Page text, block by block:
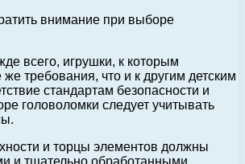
внимание при выборе
всего, игрушки, к которым
требования, что и к другим детским
стандартам безопасности и
головоломки следует учитывать
и торцы элементов должны
и тщательно обработанными,